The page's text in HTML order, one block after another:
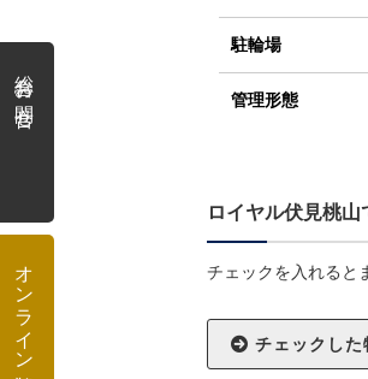
駐輪場
管理形態
ロイヤル伏見桃
チェックを入れると
総合お問合せ
オンライン相談